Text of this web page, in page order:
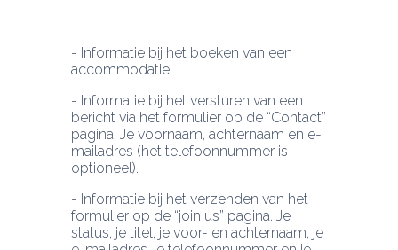
- Informatie bij het boeken van een
- Informatie bij het versturen van een
bericht via het formulier op de “Contact”
pagina. Je voornaam, achternaam en e-
mailadres (het telefoonnummer is
- Informatie bij het verzenden van het
formulier op de “join us” pagina. Je
status, je titel, je voor- en achternaam, je